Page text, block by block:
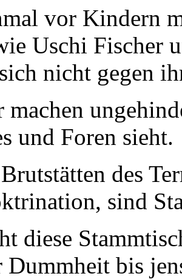
vor Kindern
Uschi Fischer
nicht gegen
machen
und Foren sieht.
des
sind
diese
Dummheit bis